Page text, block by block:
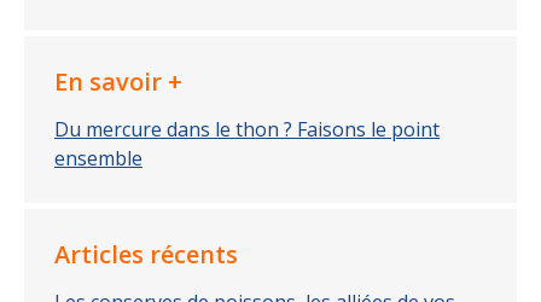
En savoir +
Du mercure dans le thon ? Faisons le point
ensemble
Articles récents